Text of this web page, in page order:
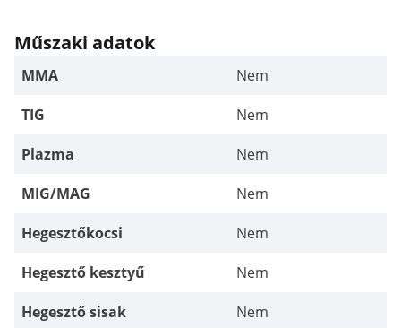
Műszaki adatok
MMA
Nem
TIG
Nem
Plazma
Nem
MIG/MAG
Nem
Hegesztőkocsi
Nem
Hegesztő kesztyű
Nem
Hegesztő sisak
Nem